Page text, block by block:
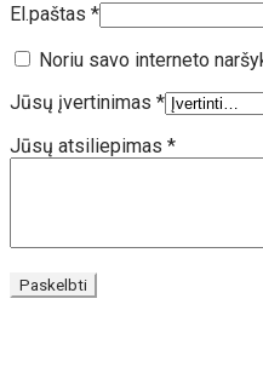
El.paštas *
Noriu savo interneto
Jūsų įvertinimas *
Jūsų atsiliepimas *